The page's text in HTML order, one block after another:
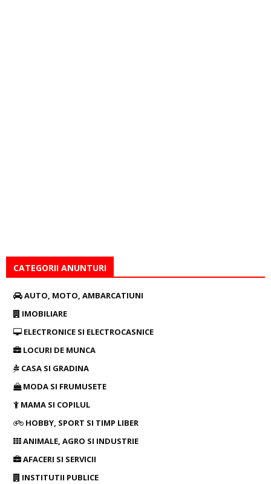
CATEGORII ANUNTURI
AUTO, MOTO, AMBARCATIUNI
IMOBILIARE
ELECTRONICE SI ELECTROCASNICE
LOCURI DE MUNCA
CASA SI GRADINA
MODA SI FRUMUSETE
MAMA SI COPILUL
HOBBY, SPORT SI TIMP LIBER
ANIMALE, AGRO SI INDUSTRIE
AFACERI SI SERVICII
INSTITUTII PUBLICE